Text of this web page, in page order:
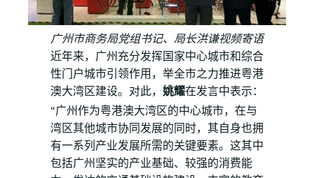
广州市商务局党组书记、局长洪谦视频寄语
近年来，广州充分发挥国家中心城市和综合
性门户城市引领作用，举全市之力推进粤港
澳大湾区建设。对此， 姚耀在发言中表示：
“广州作为粤港澳大湾区的中心城市，在与
湾区其他城市协同发展的同时，其自身也拥
有一系列产业发展所需的关键要素。这其中
包括广州坚实的产业基础、较强的消费能